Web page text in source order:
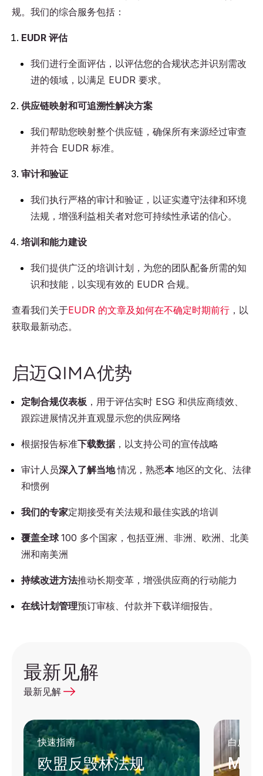
规。我们的综合服务包括：
EUDR 评估
我们进行全面评估，以评估您的合规状态并识别需改
进的领域，以满足 EUDR 要求。
供应链映射和可追溯性解决方案
我们帮助您映射整个供应链，确保所有来源经过审查
并符合 EUDR 标准。
审计和验证
我们执行严格的审计和验证，以证实遵守法律和环境
法规，增强利益相关者对您可持续性承诺的信心。
培训和能力建设
我们提供广泛的培训计划，为您的团队配备所需的知
识和技能，以实现有效的 EUDR 合规。
查看我们关于EUDR 的文章及如何在不确定时期前行 ，以
获取最新动态。
启迈QIMA优势
定制合规仪表板 ，用于评估实时 ESG 和供应商绩效、
跟踪进展情况并直观显示您的供应网络
根据报告标准下载数据，以支持公司的宣传战略
审计人员深入了解当地情况，熟悉本地区的文化、法律
和惯例
我们的专家定期接受有关法规和最佳实践的培训
覆盖全球100 多个国家，包括亚洲、非洲、欧洲、北美
洲和南美洲
持续改进方法推动长期变革，增强供应商的行动能力
在线计划管理预订审核、付款并下载详细报告。
最新见解
最新见解
快速指南
欧盟反毁林法规
白皮书